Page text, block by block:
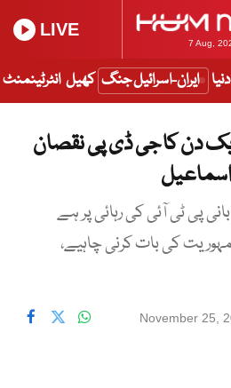
7 Aug,
LIVE
دنیا ایران-اسرائیل جنگ کھیل انٹرٹینمنٹ
دن کا جی ڈی پی نقصان
پی ٹی آئی کی رہائی پر ہے
کی بات کرنی چاہیے،
November 25,